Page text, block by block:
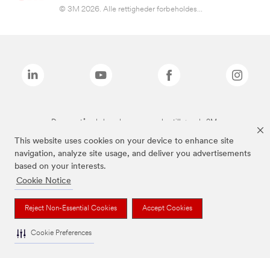
This website uses cookies on your device to enhance site
navigation, analyze site usage, and deliver you advertisements
based on your interests.
Cookie Notice
Reject Non-Essential Cookies Accept Cookies
Cookie Preferences
© 3M 2026. Alle rettigheder forbeholdes...
De ovenstående brands er varemærker tilhørende 3M.